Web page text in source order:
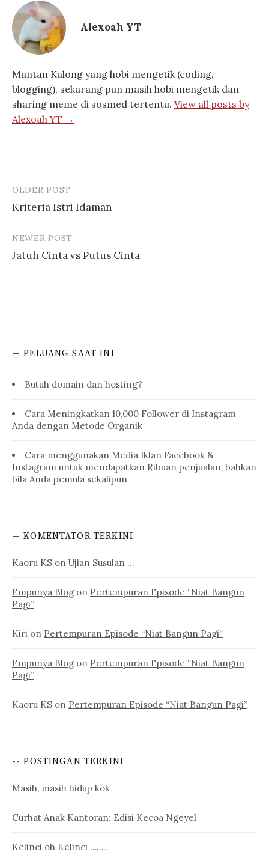
Alexoah YT
Mantan Kalong yang hobi mengetik (coding,
blogging), sekarang pun masih hobi mengetik dan
sharing meme di sosmed tertentu. View all posts by
Alexoah YT →
Post
navigation
OLDER POST
Kriteria Istri Idaman
NEWER POST
Jatuh Cinta vs Putus Cinta
— PELUANG SAAT INI
Butuh domain dan hosting?
Cara Meningkatkan 10,000 Follower di Instagram
Anda dengan Metode Organik
Cara menggunakan Media Iklan Facebook &
Instagram untuk mendapatkan Ribuan penjualan, bahkan
bila Anda pemula sekalipun
— KOMENTATOR TERKINI
Kaoru KS on Ujian Susulan …
Empunya Blog on Pertempuran Episode “Niat Bangun
Pagi”
Kiri on Pertempuran Episode “Niat Bangun Pagi”
Empunya Blog on Pertempuran Episode “Niat Bangun
Pagi”
Kaoru KS on Pertempuran Episode “Niat Bangun Pagi”
-- POSTINGAN TERKINI
Masih, masih hidup kok
Curhat Anak Kantoran: Edisi Kecoa Ngeyel
Kelinci oh Kelinci ……..